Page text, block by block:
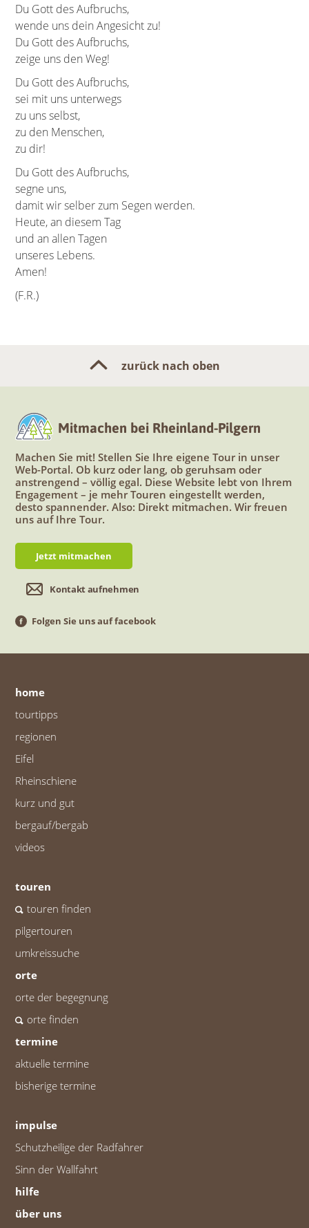
Du Gott des Aufbruchs,
wende uns dein Angesicht zu!
Du Gott des Aufbruchs,
zeige uns den Weg!
Du Gott des Aufbruchs,
sei mit uns unterwegs
zu uns selbst,
zu den Menschen,
zu dir!
Du Gott des Aufbruchs,
segne uns,
damit wir selber zum Segen werden.
Heute, an diesem Tag
und an allen Tagen
unseres Lebens.
Amen!
(F.R.)
zurück nach oben
Mitmachen bei Rheinland-Pilgern
Machen Sie mit! Stellen Sie Ihre eigene Tour in unser
Web-Portal. Ob kurz oder lang, ob geruhsam oder
anstrengend – völlig egal. Diese Website lebt von Ihrem
Engagement – je mehr Touren eingestellt werden,
desto spannender. Also: Direkt mitmachen. Wir freuen
uns auf Ihre Tour.
Jetzt mitmachen
Kontakt aufnehmen
Folgen Sie uns auf facebook
home
tourtipps
regionen
Eifel
Rheinschiene
kurz und gut
bergauf/bergab
videos
touren
touren finden
pilgertouren
umkreissuche
orte
orte der begegnung
orte finden
termine
aktuelle termine
bisherige termine
impulse
Schutzheilige der Radfahrer
Sinn der Wallfahrt
hilfe
über uns